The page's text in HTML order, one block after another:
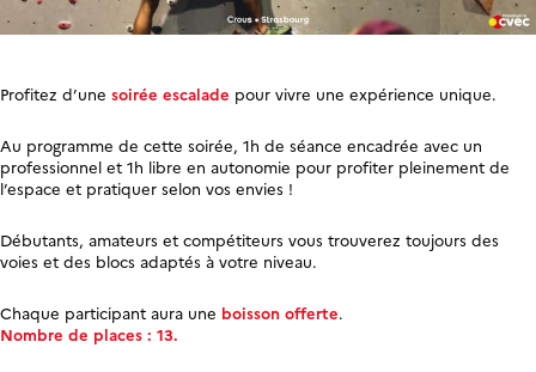
Profitez d’une soirée escalade pour vivre une expérience unique.
Au programme de cette soirée, 1h de séance encadrée avec un
professionnel et 1h libre en autonomie pour profiter pleinement de
l’espace et pratiquer selon vos envies !
Débutants, amateurs et compétiteurs vous trouverez toujours des
voies et des blocs adaptés à votre niveau.
Chaque participant aura une boisson offerte.
Nombre de places : 13.